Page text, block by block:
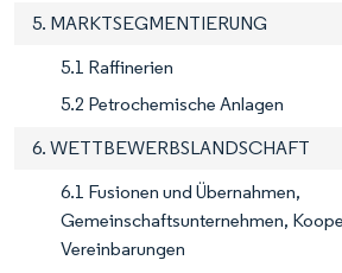
5. MARKTSEGMENTIERUNG
5.1 Raffinerien
5.2 Petrochemische Anlagen
6. WETTBEWERBSLANDSCHAFT
6.1 Fusionen und Übernahmen,
Gemeinschaftsunternehmen,
Vereinbarungen